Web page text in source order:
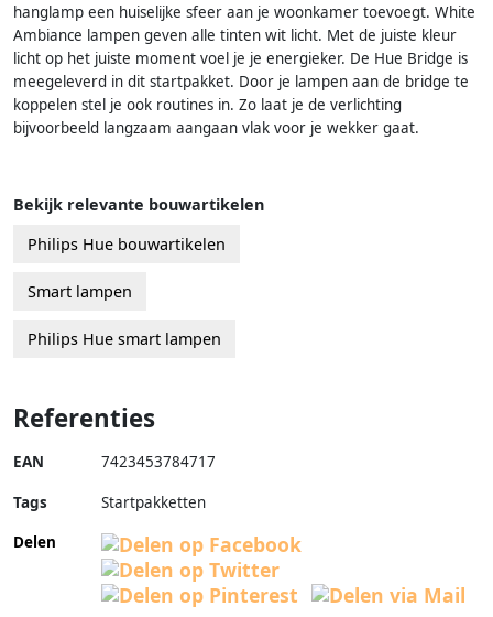
hanglamp een huiselijke sfeer aan je woonkamer toevoegt. White
Ambiance lampen geven alle tinten wit licht. Met de juiste kleur
licht op het juiste moment voel je je energieker. De Hue Bridge is
meegeleverd in dit startpakket. Door je lampen aan de bridge te
koppelen stel je ook routines in. Zo laat je de verlichting
bijvoorbeeld langzaam aangaan vlak voor je wekker gaat.
Bekijk relevante bouwartikelen
Philips Hue bouwartikelen
Smart lampen
Philips Hue smart lampen
Referenties
EAN 7423453784717
Tags
Startpakketten
Delen